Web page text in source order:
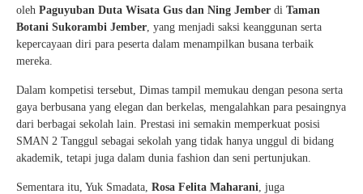
oleh Paguyuban Duta Wisata Gus dan Ning Jember di Taman
Botani Sukorambi Jember, yang menjadi saksi keanggunan serta
kepercayaan diri para peserta dalam menampilkan busana terbaik
mereka.
Dalam kompetisi tersebut, Dimas tampil memukau dengan pesona serta
gaya berbusana yang elegan dan berkelas, mengalahkan para pesaingnya
dari berbagai sekolah lain. Prestasi ini semakin memperkuat posisi
SMAN 2 Tanggul sebagai sekolah yang tidak hanya unggul di bidang
akademik, tetapi juga dalam dunia fashion dan seni pertunjukan.
Sementara itu, Yuk Smadata, Rosa Felita Maharani, juga